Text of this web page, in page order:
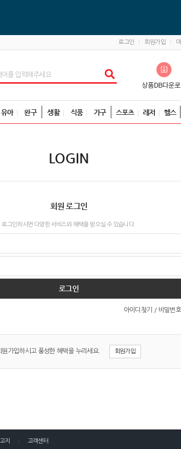
로그인 회원가입
유아 완구 생활 식품 가구 스포츠 레저 헬스
LOGIN
회원 로그인
로그인하시면 다양한 서비스와 혜택을 받으실 수 있습니다.
로그인
아이디찾기 / 비밀번
원가입하시고 풍성한 혜택을 누리세요. 회원가입
지 고객센터